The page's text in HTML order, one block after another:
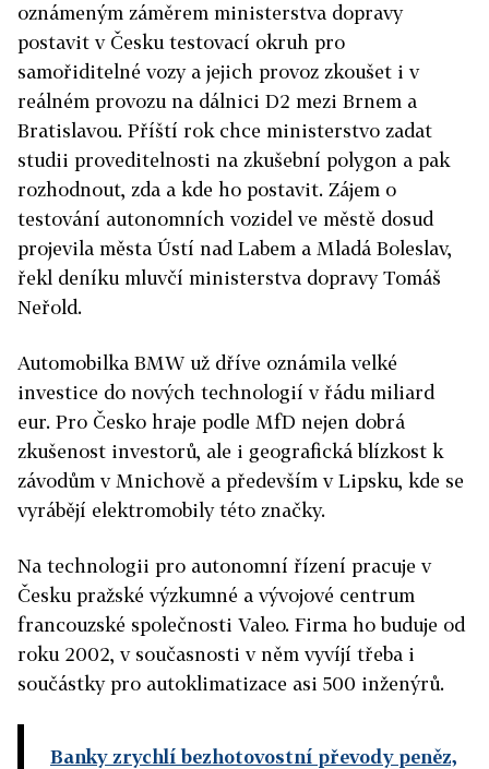
oznámeným záměrem ministerstva dopravy
postavit v Česku testovací okruh pro
samořiditelné vozy a jejich provoz zkoušet i v
reálném provozu na dálnici D2 mezi Brnem a
Bratislavou. Příští rok chce ministerstvo zadat
studii proveditelnosti na zkušební polygon a pak
rozhodnout, zda a kde ho postavit. Zájem o
testování autonomních vozidel ve městě dosud
projevila města Ústí nad Labem a Mladá Boleslav,
řekl deníku mluvčí ministerstva dopravy Tomáš
Neřold.
Automobilka BMW už dříve oznámila velké
investice do nových technologií v řádu miliard
eur. Pro Česko hraje podle MfD nejen dobrá
zkušenost investorů, ale i geografická blízkost k
závodům v Mnichově a především v Lipsku, kde se
vyrábějí elektromobily této značky.
Na technologii pro autonomní řízení pracuje v
Česku pražské výzkumné a vývojové centrum
francouzské společnosti Valeo. Firma ho buduje od
roku 2002, v současnosti v něm vyvíjí třeba i
součástky pro autoklimatizace asi 500 inženýrů.
Banky zrychlí bezhotovostní převody peněz,